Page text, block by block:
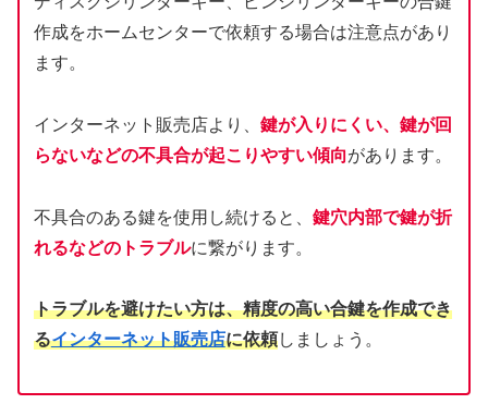
作成をホームセンターで依頼する場合は注意点があり
ます。
インターネット販売店より、 鍵が入りにくい、鍵が回
らないなどの不具合が起こりやすい傾向があります。
不具合のある鍵を使用し続けると、 鍵穴内部で鍵が折
れるなどのトラブルに繋がります。
トラブルを避けたい方は、精度の高い合鍵を作成でき
るインターネット販売店に依頼しましょう。